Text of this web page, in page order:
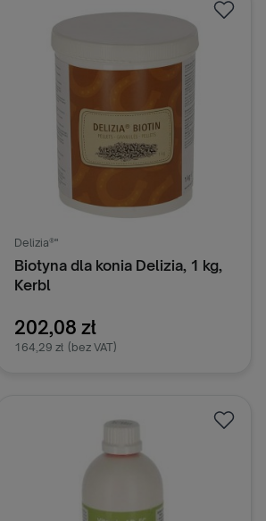
Delizia®"
Biotyna dla konia Delizia, 1 kg,
Kerbl
202,08 zł
164,29 zł (bez VAT)